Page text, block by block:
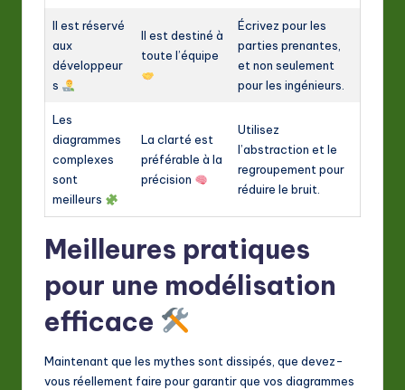
Il est réservé
aux
développeur
s
Il est destiné à
toute l’équipe
Écrivez pour les
parties prenantes,
et non seulement
pour les ingénieurs.
Les
diagrammes
complexes
sont
meilleurs
La clarté est
préférable à la
précision
Utilisez
l’abstraction et le
regroupement pour
réduire le bruit.
Meilleures pratiques
pour une modélisation
efficace
Maintenant que les mythes sont dissipés, que devez-
vous réellement faire pour garantir que vos diagrammes